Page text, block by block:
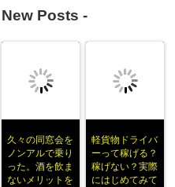
New Posts -
久々の同窓会を
ノンアルで乗り
った。酒を飲ま
ないメリットを
軽貨物ドライバ
ーって稼げる？
稼げない？実際
にはじめてみて